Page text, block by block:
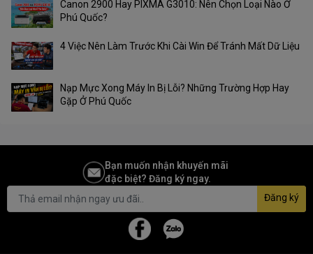
Canon 2900 Hay PIXMA G3010: Nên Chọn Loại Nào Ở
Phú Quốc?
4 Việc Nên Làm Trước Khi Cài Win Để Tránh Mất Dữ Liệu
Nạp Mực Xong Máy In Bị Lỗi? Những Trường Hợp Hay
Gặp Ở Phú Quốc
Bạn muốn nhận khuyến mãi
đặc biệt? Đăng ký ngay.
Đăng ký